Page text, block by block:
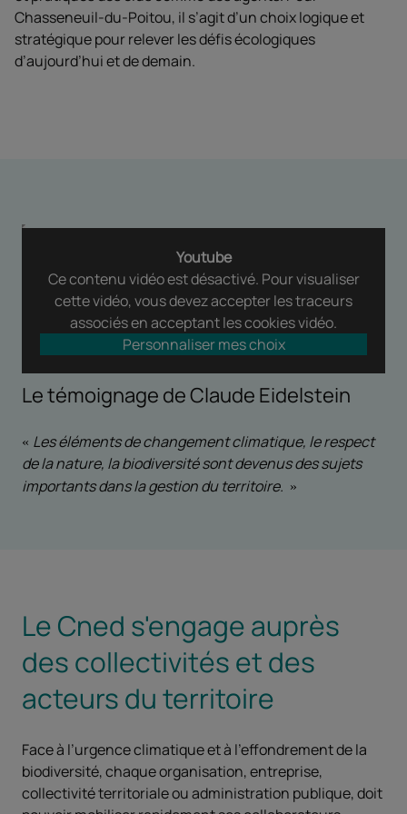
Chasseneuil-du-Poitou, il s’agit d’un choix logique et
stratégique pour relever les défis écologiques
d’aujourd’hui et de demain.
Le témoignage de Claude Eidelstein
Les éléments de changement climatique, le respect
de la nature, la biodiversité sont devenus des sujets
importants dans la gestion du territoire.
Youtube
Ce contenu vidéo est désactivé. Pour visualiser
cette vidéo, vous devez accepter les traceurs
associés en acceptant les cookies vidéo.
Personnaliser mes choix
Le Cned s'engage auprès
des collectivités et des
acteurs du territoire
Face à l’urgence climatique et à l’effondrement de la
biodiversité, chaque organisation, entreprise,
collectivité territoriale ou administration publique, doit